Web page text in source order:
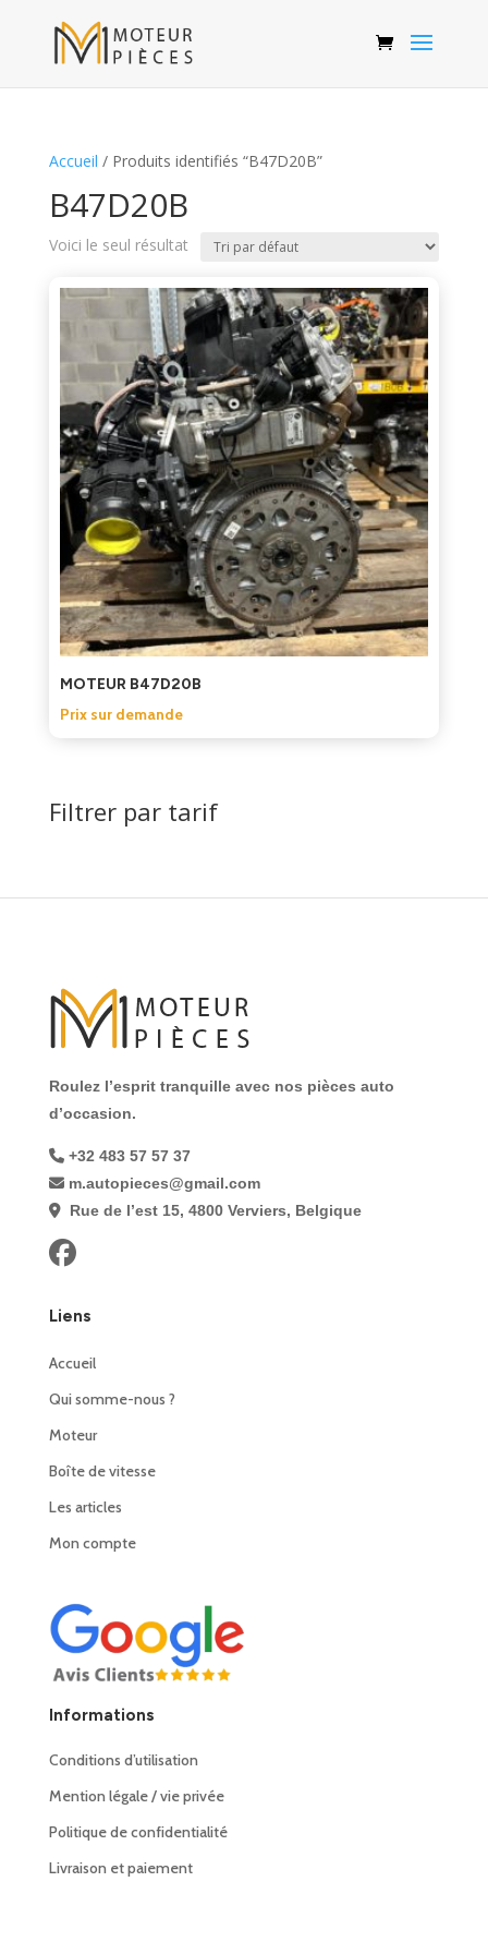
Accueil / Produits identifiés “B47D20B”
B47D20B
Voici le seul résultat
MOTEUR B47D20B
Prix sur demande
Filtrer par tarif
Roulez l’esprit tranquille avec nos pièces auto
d’occasion.
+32 483 57 57 37
m.autopieces@gmail.com
Rue de l’est 15, 4800 Verviers, Belgique
Liens
Accueil
Qui somme-nous ?
Moteur
Boîte de vitesse
Les articles
Mon compte
Informations
Conditions d’utilisation
Mention légale / vie privée
Politique de confidentialité
Livraison et paiement